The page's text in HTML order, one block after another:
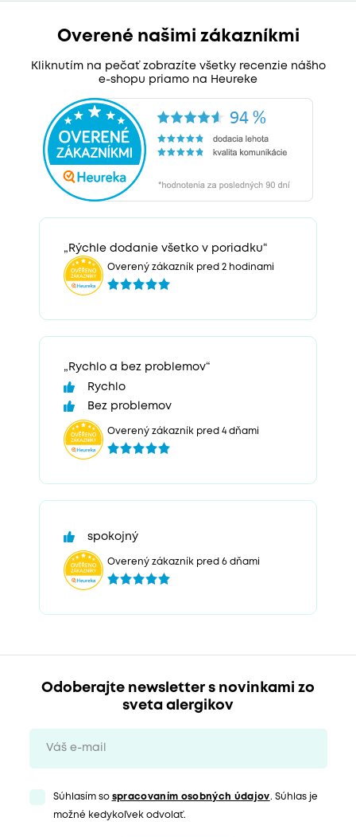
Overené našimi zákazníkmi
Kliknutím na pečať zobrazíte všetky recenzie nášho
e-shopu priamo na Heureke
„Rýchle dodanie všetko v poriadku“
Overený zákazník pred 2 hodinami
„Rychlo a bez problemov“
Rychlo
Bez problemov
Overený zákazník pred 4 dňami
spokojný
Overený zákazník pred 6 dňami
Odoberajte newsletter s novinkami zo
sveta alergikov
Súhlasím so spracovaním osobných údajov. Súhlas je
možné kedykoľvek odvolať.